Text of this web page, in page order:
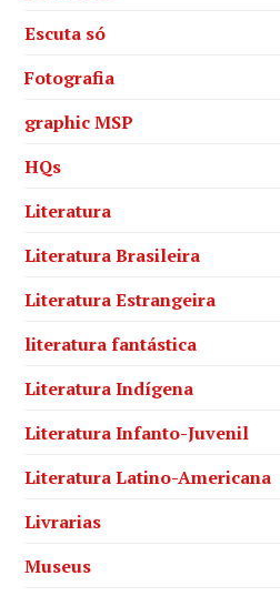
Escuta só
Fotografia
graphic MSP
HQs
Literatura
Literatura Brasileira
Literatura Estrangeira
literatura fantástica
Literatura Indígena
Literatura Infanto-Juvenil
Literatura Latino-Americana
Livrarias
Museus